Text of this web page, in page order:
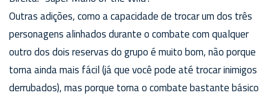
Outras adições, como a capacidade de trocar um dos três
personagens alinhados durante o combate com qualquer
outro dos dois reservas do grupo é muito bom, não porque
torna ainda mais fácil (já que você pode até trocar inimigos
derrubados), mas porque torna o combate bastante básico